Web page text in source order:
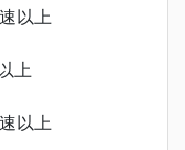
以上
上
以上